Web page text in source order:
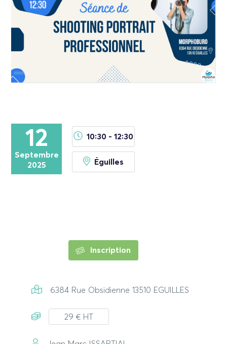
12
Septembre
2025
10:30 - 12:30
Éguilles
Inscription
6384 Rue Obsidienne 13510 EGUILLES
29 € HT